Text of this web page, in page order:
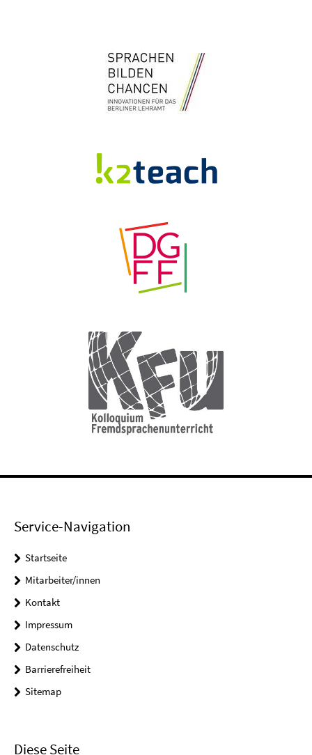
Service-Navigation
Startseite
Mitarbeiter/innen
Kontakt
Impressum
Datenschutz
Barrierefreiheit
Sitemap
Diese Seite